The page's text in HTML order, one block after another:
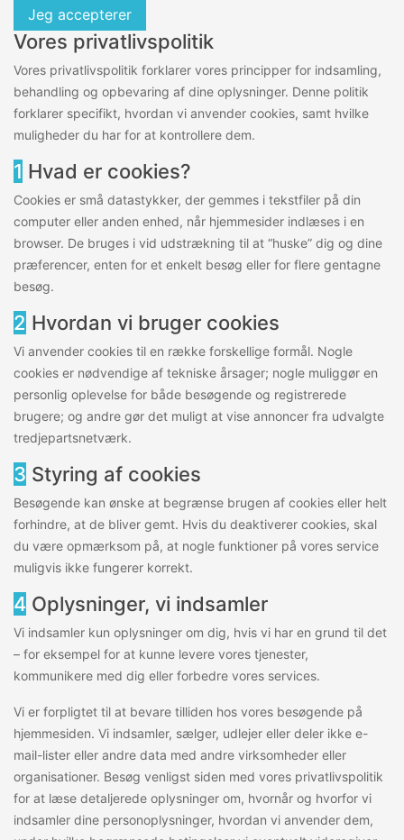
Jeg accepterer
Vores privatlivspolitik
Vores privatlivspolitik forklarer vores principper for indsamling,
behandling og opbevaring af dine oplysninger. Denne politik
forklarer specifikt, hvordan vi anvender cookies, samt hvilke
muligheder du har for at kontrollere dem.
1 Hvad er cookies?
Cookies er små datastykker, der gemmes i tekstfiler på din
computer eller anden enhed, når hjemmesider indlæses i en
browser. De bruges i vid udstrækning til at “huske” dig og dine
præferencer, enten for et enkelt besøg eller for flere gentagne
besøg.
2 Hvordan vi bruger cookies
Vi anvender cookies til en række forskellige formål. Nogle
cookies er nødvendige af tekniske årsager; nogle muliggør en
personlig oplevelse for både besøgende og registrerede
brugere; og andre gør det muligt at vise annoncer fra udvalgte
tredjepartsnetværk.
3 Styring af cookies
Besøgende kan ønske at begrænse brugen af cookies eller helt
forhindre, at de bliver gemt. Hvis du deaktiverer cookies, skal
du være opmærksom på, at nogle funktioner på vores service
muligvis ikke fungerer korrekt.
4 Oplysninger, vi indsamler
Vi indsamler kun oplysninger om dig, hvis vi har en grund til det
– for eksempel for at kunne levere vores tjenester,
kommunikere med dig eller forbedre vores services.
Vi er forpligtet til at bevare tilliden hos vores besøgende på
hjemmesiden. Vi indsamler, sælger, udlejer eller deler ikke e-
mail-lister eller andre data med andre virksomheder eller
organisationer. Besøg venligst siden med vores privatlivspolitik
for at læse detaljerede oplysninger om, hvornår og hvorfor vi
indsamler dine personoplysninger, hvordan vi anvender dem,